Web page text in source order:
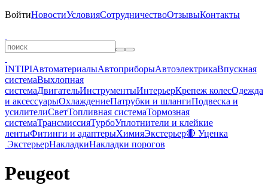
ВойтиНовостиУсловияСотрудничествоОтзывыКонтакты
INTIPIАвтоматериалыАвтоприборыАвтоэлектрикаВпускная
системаВыхлопная
системаДвигательИнструментыИнтерьерКрепеж колесОдежда
и аксессуарыОхлаждениеПатрубки и шлангиПодвеска и
усилителиСветТопливная системаТормозная
системаТрансмиссияТурбоУплотнители и клейкие
лентыФитинги и адаптерыХимияЭкстерьер🔴 Уценка
ЭкстерьерНакладкиНакладки порогов
Peugeot